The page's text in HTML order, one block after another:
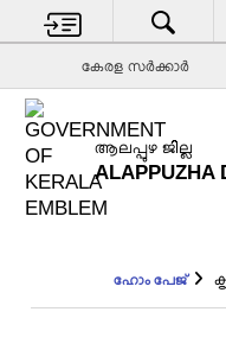
കേരള സര്‍ക്കാര്‍
ആലപ്പുഴ ജില്ല
ALAPPUZHA
ഹോം പേജ്